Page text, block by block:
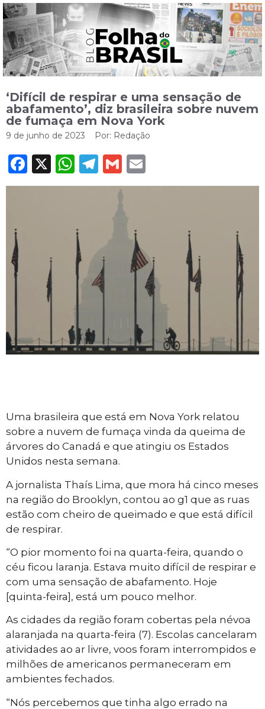
‘Difícil de respirar e uma sensação de
abafamento’, diz brasileira sobre nuvem
de fumaça em Nova York
9 de junho de 2023 Por: Redação
Facebook
X WhatsApp
Telegram
Gmail
Uma brasileira que está em Nova York relatou
sobre a nuvem de fumaça vinda da queima de
árvores do Canadá e que atingiu os Estados
Unidos nesta semana.
A jornalista Thaís Lima, que mora há cinco meses
na região do Brooklyn, contou ao g1 que as ruas
estão com cheiro de queimado e que está difícil
de respirar.
“O pior momento foi na quarta-feira, quando o
céu ficou laranja. Estava muito difícil de respirar e
com uma sensação de abafamento. Hoje
[quinta-feira], está um pouco melhor.
As cidades da região foram cobertas pela névoa
alaranjada na quarta-feira (7). Escolas cancelaram
atividades ao ar livre, voos foram interrompidos e
milhões de americanos permaneceram em
ambientes fechados.
“Nós percebemos que tinha algo errado na